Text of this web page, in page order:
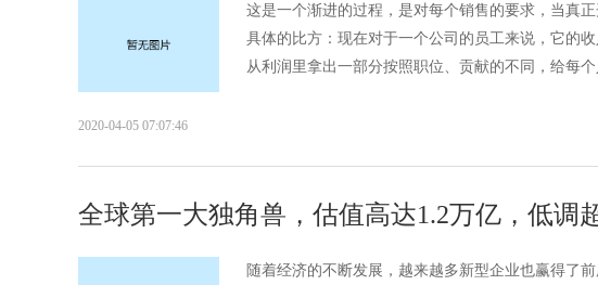
这是一个渐进的过程，是对每个销售的要求，当真
具体的比方：现在对于一个公司的员工来说，它的
从利润里拿出一部分按照职位、贡献的不同，给每个
2020-04-05 07:07:46
全球第一大独角兽，估值高达1.2万亿，低调
随着经济的不断发展，越来越多新型企业也赢得了